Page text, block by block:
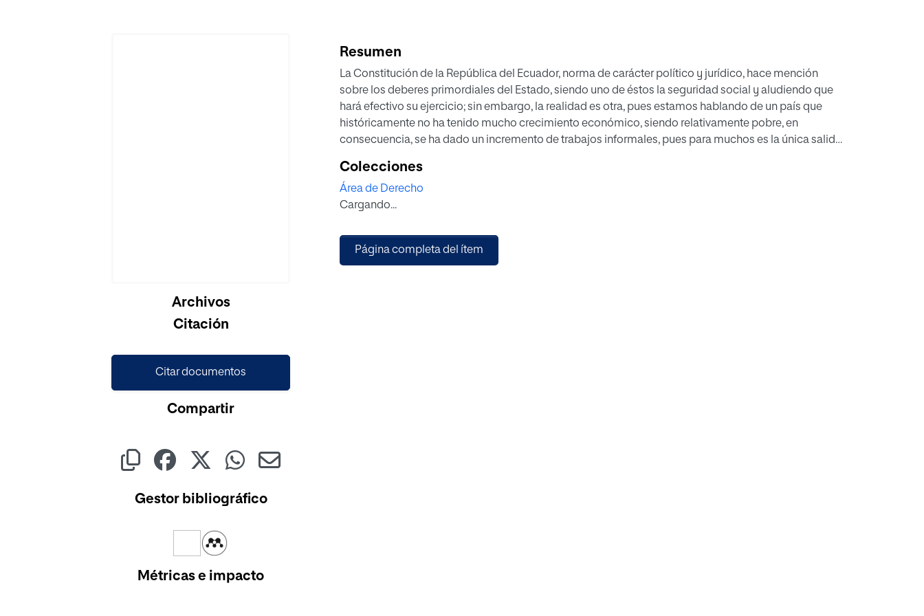
Cargando...Archivos
Citación
Citar documentos
Compartir
Gestor bibliográfico
Métricas e impacto
Resumen
La Constitución de la República del Ecuador, norma de carácter político y jurídico, hace mención
sobre los deberes primordiales del Estado, siendo uno de éstos la seguridad social y aludiendo que
hará efectivo su ejercicio; sin embargo, la realidad es otra, pues estamos hablando de un país que
históricamente no ha tenido mucho crecimiento económico, siendo relativamente pobre, en
consecuencia, se ha dado un incremento de trabajos informales, pues para muchos es la única salida
demasiado rígidas que no permiten a algunos vendedores ambulantes su regularización,
convirtiéndolos en ilegales. Por consiguiente, en ambos países estos colectivos vulnerables, al ser
informales no tienen una protección social y en este trabajo académico mediante su investigación
seguridad social de estos grupos olvidados.
Colecciones
Área de Derecho
Cargando...
Página completa del ítem